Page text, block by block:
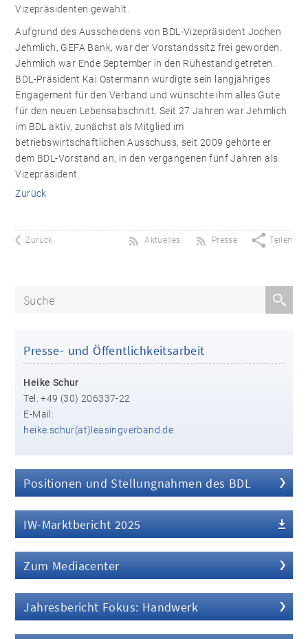
Vizepräsidenten gewählt.
Aufgrund des Ausscheidens von BDL-Vizepräsident Jochen
Jehmlich, GEFA Bank, war der Vorstandssitz frei geworden.
Jehmlich war Ende September in den Ruhestand getreten.
BDL-Präsident Kai Ostermann würdigte sein langjähriges
Engagement für den Verband und wünschte ihm alles Gute
für den neuen Lebensabschnitt. Seit 27 Jahren war Jehmlich
im BDL aktiv, zunächst als Mitglied im
betriebswirtschaftlichen Ausschuss, seit 2009 gehörte er
dem BDL-Vorstand an, in den vergangenen fünf Jahren als
Vizepräsident.
Zurück
Zurück Teilen
Presse
Aktuelles
Presse- und Öffentlichkeitsarbeit
Heike Schur
Tel. +49 (30) 206337-22
E-Mail:
heike.schur(at)leasingverband.de
Positionen und Stellungnahmen des BDL
IW-Marktbericht 2025
Zum Mediacenter
Jahresbericht Fokus: Handwerk